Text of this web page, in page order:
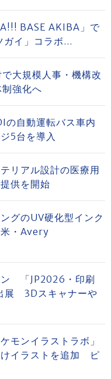
BASE AKIBA」で
ガイ」コラボ...
大規模人事・機構改
強化へ
自動運転バス車内
5台を導入
リアル設計の医療用
供を開始
グのUV硬化型インク
・Avery
ン 「JP2026・印刷
展 3Dスキャナーや
モンイラストラボ」
けイラストを追加 ピ